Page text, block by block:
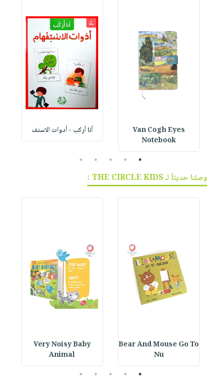
Van Cogh Eyes
Notebook
أنا أركب - أدوات الاستف
1
2
3
4
5
وصلنا حديثاً لـ THE CIRCLE KIDS :
Bear And Mouse Go To
Nu
Very Noisy Baby
Animal
1
2
3
4
5